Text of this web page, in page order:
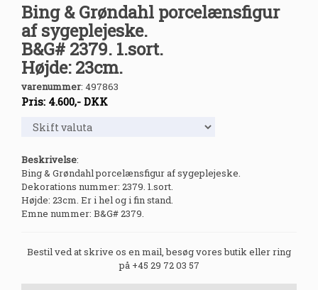
Bing & Grøndahl porcelænsfigur
af sygeplejeske.
B&G# 2379. 1.sort.
Højde: 23cm.
varenummer: 497863
Pris: 4.600,- DKK
Beskrivelse:
Bing & Grøndahl porcelænsfigur af sygeplejeske.
Dekorations nummer: 2379. 1.sort.
Højde: 23cm. Er i hel og i fin stand.
Emne nummer: B&G# 2379.
Bestil ved at skrive os en mail, besøg vores butik eller ring
på +45 29 72 03 57